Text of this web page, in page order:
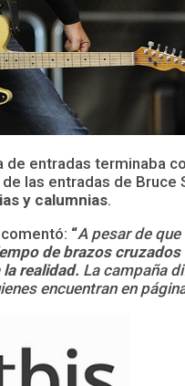
entradas terminaba
las entradas de Bruce
y calumnias.
“A pesar de
de brazos
realidad. La campaña
encuentran en